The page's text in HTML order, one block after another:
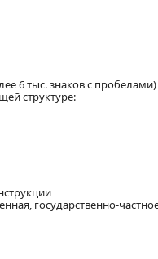
6 тыс. знаков с
структуре:
государственно-